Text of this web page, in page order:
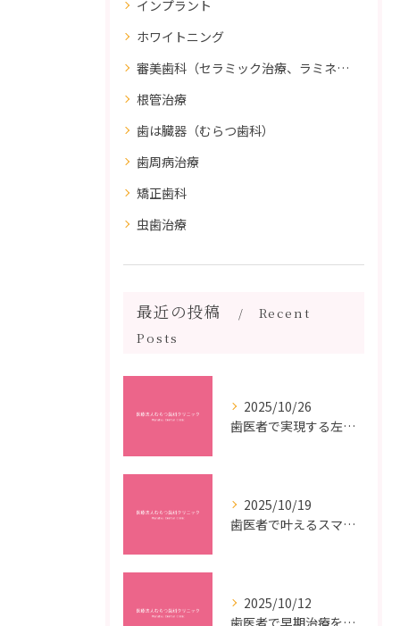
インプラント
ホワイトニング
審美歯科（セラミック治療、ラミネートべニア、ダイレクトボンディング）
根管治療
歯は臓器（むらつ歯科）
歯周病治療
矯正歯科
虫歯治療
最近の投稿
Recent
Posts
2025/10/26
歯医者で実現する左右対称治療のポイントと矯正治療選びの疑問解決ガイド
2025/10/19
歯医者で叶えるスマイルメイクオーバーなら福岡県福岡市博多区博多駅前の最新矯正治療解説
2025/10/12
歯医者で早期治療を受けるメリットと虫歯悪化を防ぐ最短ステップ